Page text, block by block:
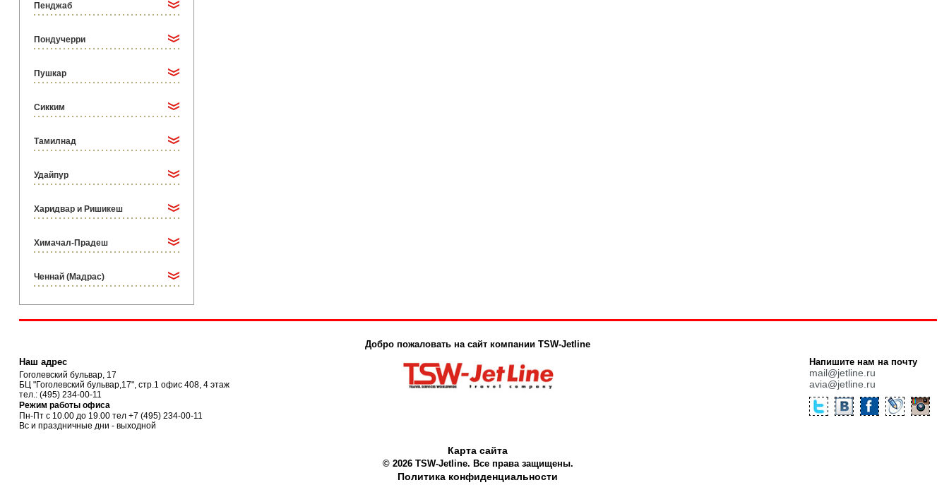
Пенджаб
Пондучерри
Пушкар
Сикким
Тамилнад
Удайпур
Харидвар и Ришикеш
Химачал-Прадеш
Ченнай (Мадрас)
Добро пожаловать на сайт компании TSW-Jetline
Наш адрес
Гоголевский бульвар, 17
БЦ "Гоголевский бульвар,17", стр.1 офис 408, 4 этаж
тел.: (495) 234-00-11
Режим работы офиса
Пн-Пт с 10.00 до 19.00 тел +7 (495) 234-00-11
Вс и праздничные дни - выходной
Напишите нам на почту
mail@jetline.ru
avia@jetline.ru
Карта сайта
© 2026 TSW-Jetline. Все права защищены.
Политика конфиденциальности